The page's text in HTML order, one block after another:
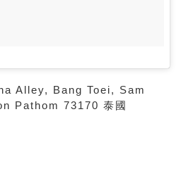
Alley, Bang Toei, Sam
Pathom 73170 泰國